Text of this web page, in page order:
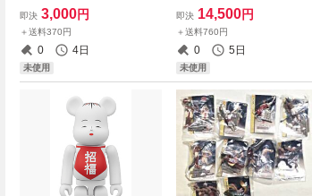
00%ベアブリック/未開封
即決 3,000円
＋送料370円
0 4日
未使用
ギュア・ミュージアム Part4
抽プレ 伊達政宗+軍馬 メタル
フィギュア/未開封
即決 14,500円
＋送料760円
0 5日
未使用